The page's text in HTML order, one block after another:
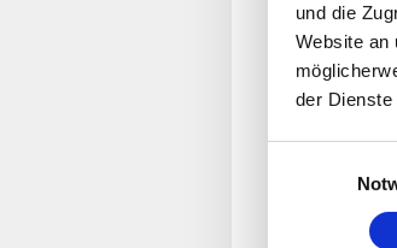
und die
Website an
der Dienste